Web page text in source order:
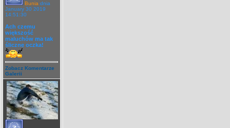
Bunia dnia
January 30 2019
14:51:30
Ach czemu
większość
maluchów ma tak
śliczne oczka!
Zobacz Komentarze
Galerii